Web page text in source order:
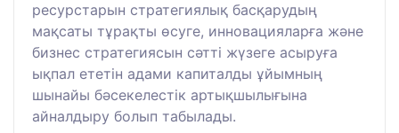
ресурстарын стратегиялық басқарудың
мақсаты тұрақты өсуге, инновацияларға және
бизнес стратегиясын сәтті жүзеге асыруға
ықпал ететін адами капиталды ұйымның
шынайы бәсекелестік артықшылығына
айналдыру болып табылады.